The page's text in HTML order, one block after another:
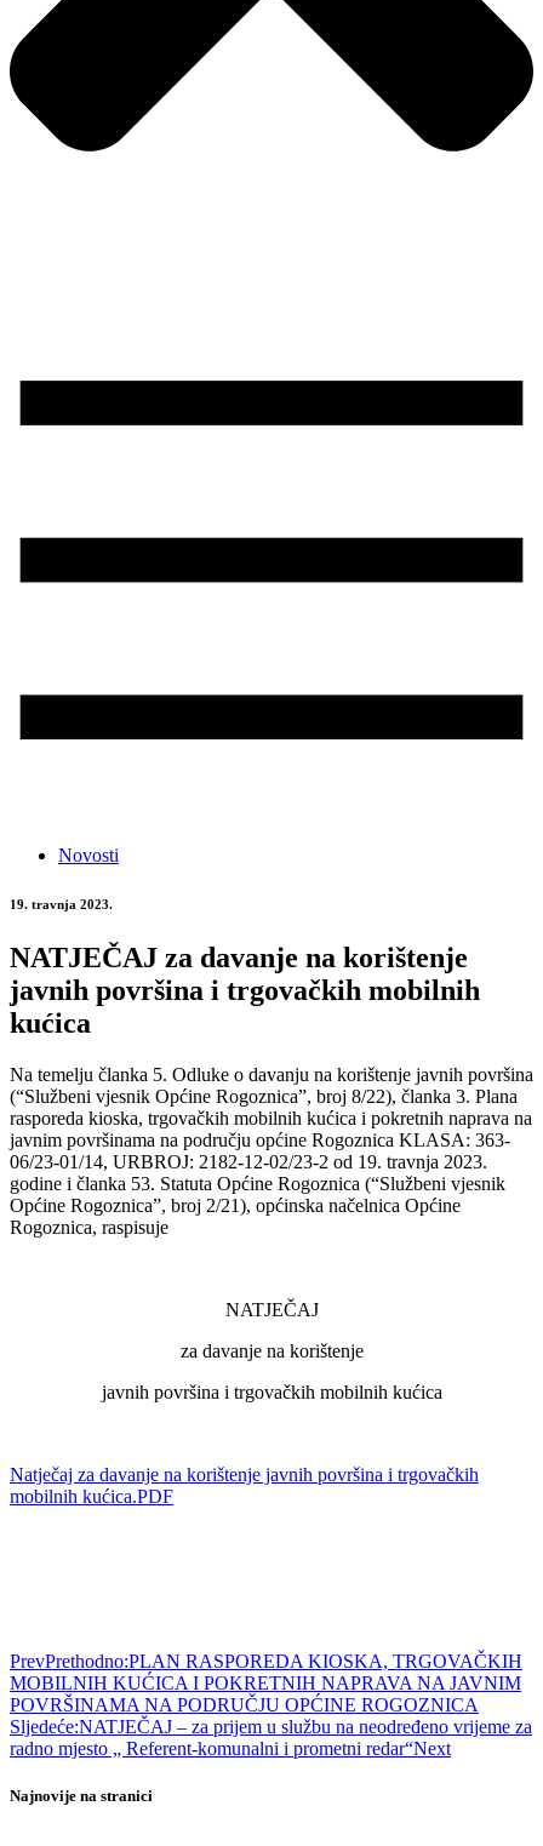
Novosti
19. travnja 2023.
NATJEČAJ za davanje na korištenje
javnih površina i trgovačkih mobilnih
kućica
Na temelju članka 5. Odluke o davanju na korištenje javnih površina
(“Službeni vjesnik Općine Rogoznica”, broj 8/22), članka 3. Plana
rasporeda kioska, trgovačkih mobilnih kućica i pokretnih naprava na
javnim površinama na području općine Rogoznica KLASA: 363-
06/23-01/14, URBROJ: 2182-12-02/23-2 od 19. travnja 2023.
godine i članka 53. Statuta Općine Rogoznica (“Službeni vjesnik
Općine Rogoznica”, broj 2/21), općinska načelnica Općine
Rogoznica, raspisuje
NATJEČAJ
za davanje na korištenje
javnih površina i trgovačkih mobilnih kućica
Natječaj za davanje na korištenje javnih površina i trgovačkih
mobilnih kućica.PDF
PrevPrethodno:PLAN RASPOREDA KIOSKA, TRGOVAČKIH
MOBILNIH KUĆICA I POKRETNIH NAPRAVA NA JAVNIM
POVRŠINAMA NA PODRUČJU OPĆINE ROGOZNICA
Sljedeće:NATJEČAJ – za prijem u službu na neodređeno vrijeme za
radno mjesto „ Referent-komunalni i prometni redar“Next
Najnovije na stranici